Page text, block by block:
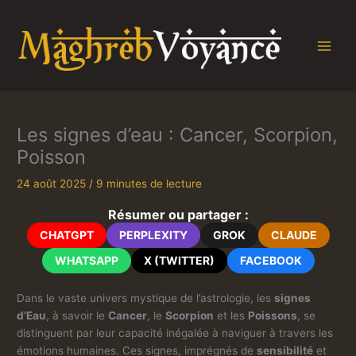
contenu
Les signes d’eau : Cancer, Scorpion,
Poisson
24 août 2025/ 9 minutes de lecture
Résumer ou partager :
CHATGPT PERPLEXITY GROK
CLAUDE
WHATSAPP
X (TWITTER) FACEBOOK
Dans le vaste univers mystique de l’astrologie, lessignes
d’Eau, à savoir le Cancer, leScorpion et les Poissons, se
distinguent par leur capacité inégalée à naviguer à travers les
émotions humaines. Ces signes, imprégnés desensibilité et